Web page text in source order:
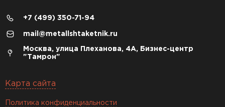
+7 (499) 350-71-94
mail@metallshtaketnik.ru
Москва, улица Плеханова, 4А, Бизнес-центр
"Тамрон"
Карта сайта
Политика конфиденциальности